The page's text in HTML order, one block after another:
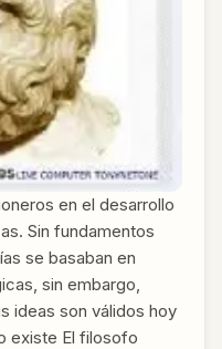
en el desarrollo
Sin fundamentos
se basaban en
sin embargo,
ideas son válidos hoy
existe El filosofo